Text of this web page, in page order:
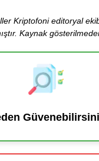
Kriptofoni editoryal
Kaynak